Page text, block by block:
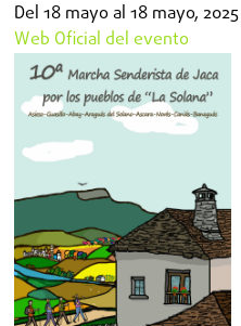
Del18 mayo al18 mayo, 2025
Web Oficial del evento